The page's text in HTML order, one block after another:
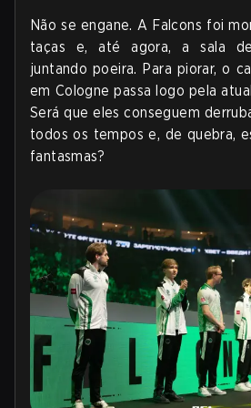
Não se engane. A Falcons foi
taças e, até agora, a sala
juntando poeira. Para piorar, o
em Cologne passa logo pela
Será que eles conseguem
todos os tempos e, de quebra,
fantasmas?